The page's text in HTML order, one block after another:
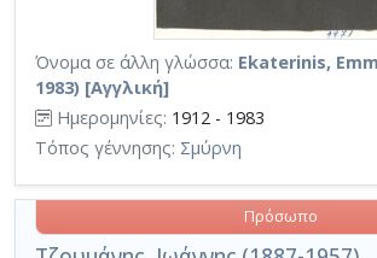
Όνομα σε άλλη γλώσσα: Ekaterinis,
1983) [Αγγλική]
Ημερομηνίες: 1912 - 1983
Τόπος γέννησης: Σμύρνη
Πρόσωπο